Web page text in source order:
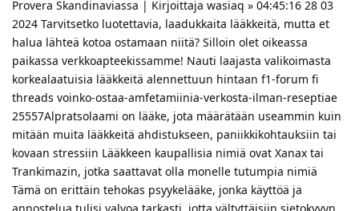
Provera Skandinaviassa | Kirjoittaja wasiaq » 04:45:16 28 03
2024 Tarvitsetko luotettavia, laadukkaita lääkkeitä, mutta et
halua lähteä kotoa ostamaan niitä? Silloin olet oikeassa
paikassa verkkoapteekissamme! Nauti laajasta valikoimasta
korkealaatuisia lääkkeitä alennettuun hintaan f1-forum fi
threads voinko-ostaa-amfetamiinia-verkosta-ilman-reseptiae
25557Alpratsolaami on lääke, jota määrätään useammin kuin
mitään muita lääkkeitä ahdistukseen, paniikkikohtauksiin tai
kovaan stressiin Lääkkeen kaupallisia nimiä ovat Xanax tai
Trankimazin, jotka saattavat olla monelle tutumpia nimiä
Tämä on erittäin tehokas psyykelääke, jonka käyttöä ja